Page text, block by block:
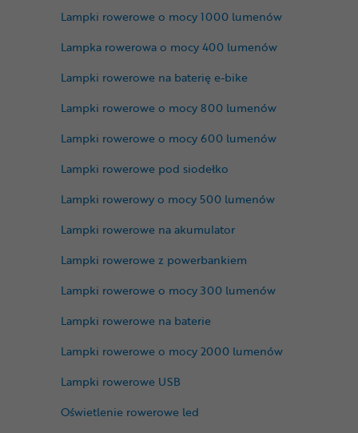
Lampki rowerowe o mocy 1000 lumenów
Lampka rowerowa o mocy 400 lumenów
Lampki rowerowe na baterię e-bike
Lampki rowerowe o mocy 800 lumenów
Lampki rowerowe o mocy 600 lumenów
Lampki rowerowe pod siodełko
Lampki rowerowy o mocy 500 lumenów
Lampki rowerowe na akumulator
Lampki rowerowe z powerbankiem
Lampki rowerowe o mocy 300 lumenów
Lampki rowerowe na baterie
Lampki rowerowe o mocy 2000 lumenów
Lampki rowerowe USB
Oświetlenie rowerowe led